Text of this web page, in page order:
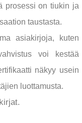
prosessi on tiukin ja
taustasta.
asiakirjoja, kuten
voi kestää
näkyy usein
luottamusta.